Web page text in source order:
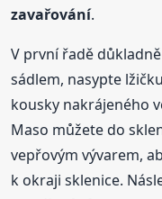
zavařování.
V první řadě
sádlem, nasypte
kousky nakrájeného
Maso můžete do
vepřovým vývarem,
k okraji sklenice.